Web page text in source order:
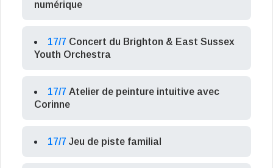
numérique
17/7 Concert du Brighton & East Sussex
Youth Orchestra
17/7 Atelier de peinture intuitive avec
Corinne
17/7 Jeu de piste familial